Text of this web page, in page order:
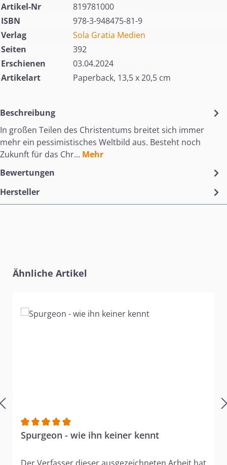
Artikel-Nr
819781000
ISBN
978-3-948475-81-9
Verlag
Sola Gratia Medien
Seiten
392
Erschienen
03.04.2024
Artikelart
Paperback, 13,5 x 20,5 cm
Beschreibung
In großen Teilen des Christentums breitet sich immer
mehr ein pessimistisches Weltbild aus. Besteht noch
Zukunft für das Chr… Mehr
Bewertungen
Hersteller
Produktgalerie überspringen
Ähnliche Artikel
Durchschnittliche Bewertung von 5 von 5 Sternen
Spurgeon - wie ihn keiner kennt